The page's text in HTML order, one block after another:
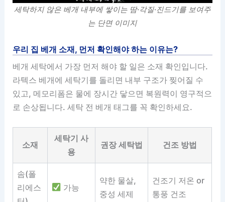
세탁하지 않은 베개 내부에 쌓이는 땀·각질·진드기를 보여주
는 단면 이미지
우리 집 베개 소재, 먼저 확인해야 하는 이유는?
베개 세탁에서 가장 먼저 해야 할 일은 소재 확인입니다.
라텍스 베개에 세탁기를 돌리면 내부 구조가 찢어질 수
있고, 메모리폼은 물에 장시간 닿으면 복원력이 영구적으
로 손상됩니다. 세탁 전 베개 태그를 꼭 확인하세요.
소재
세탁기 사
용
권장 세탁법 건조 방법
솜(폴
리에스
가능
약한 물살,
중성 세제
건조기 저온 or
통풍 건조